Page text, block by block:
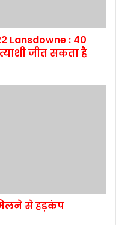
Lansdowne : 40
जीत सकता है
से हड़कंप